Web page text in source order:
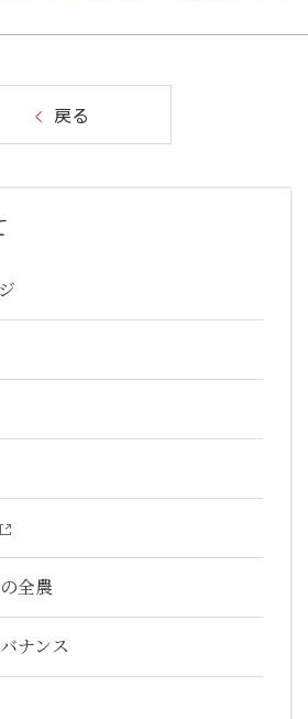
戻る
全農
ナンス